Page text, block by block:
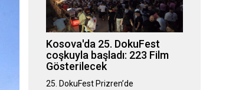
Kosova'da 25. DokuFest
coşkuyla başladı: 223 Film
Gösterilecek
25. DokuFest Prizren’de